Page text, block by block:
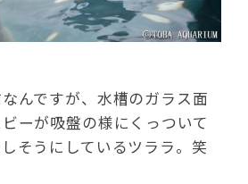
んですが、水槽のガラス面
ーが吸盤の様にくっついて
そうにしているツララ。笑